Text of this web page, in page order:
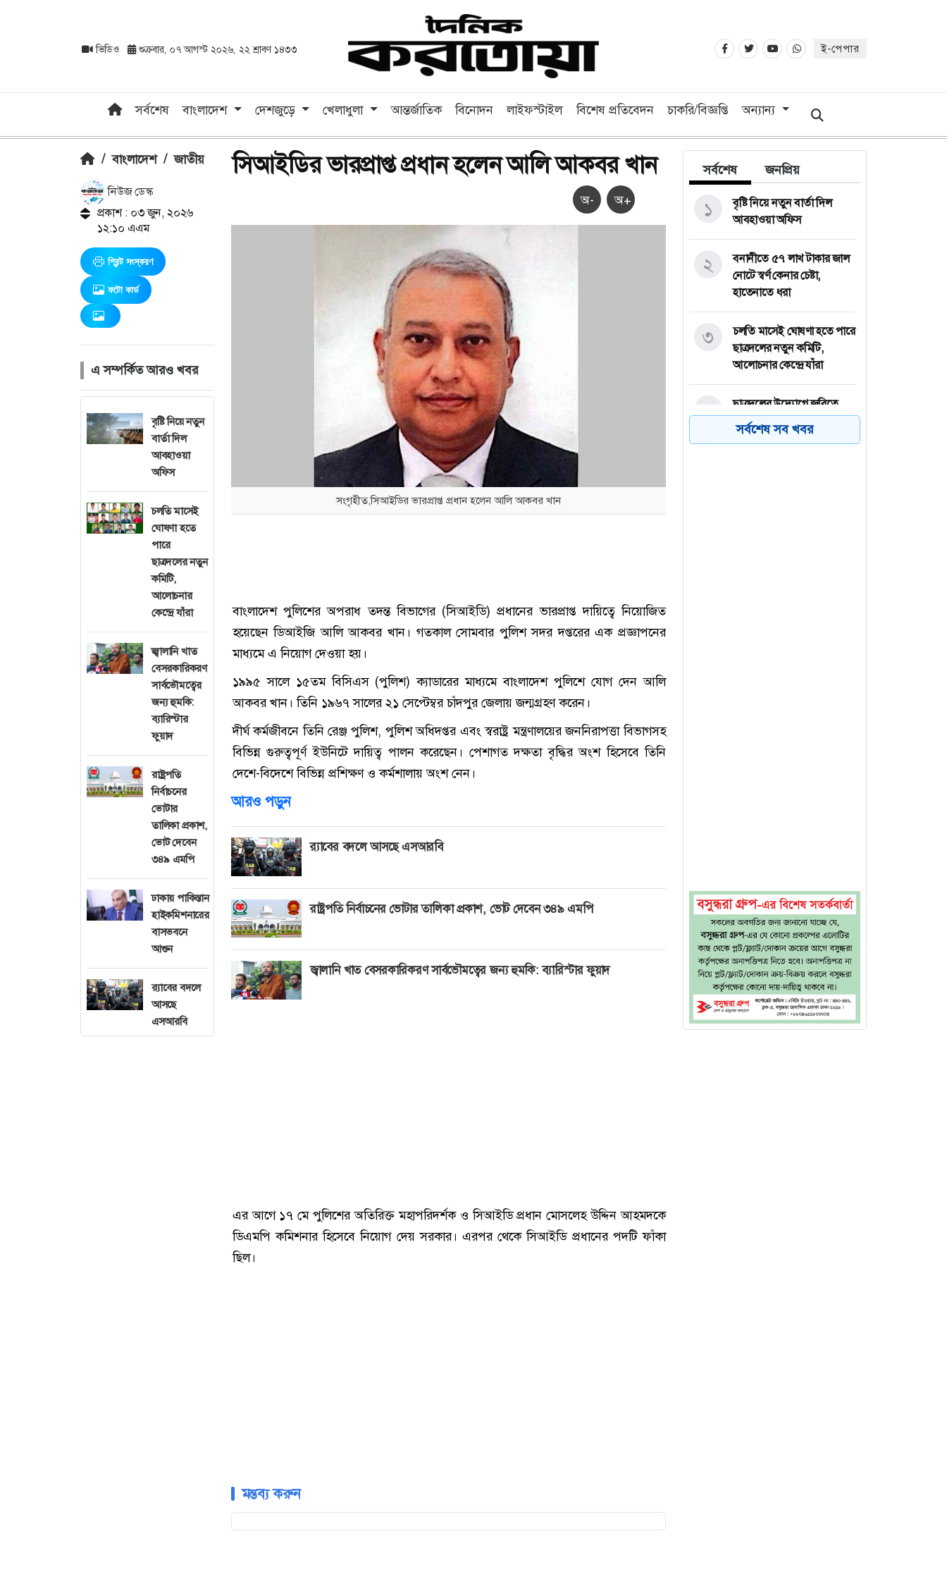
ভিডিও শুক্রবার, ০৭ আগস্ট ২০২৬, ২২ শ্রাবণ ১৪৩৩ ই-পেপার
সর্বশেষ বাংলাদেশ দেশজুড়ে খেলাধুলা আন্তর্জাতিক বিনোদন লাইফস্টাইল বিশেষ প্রতিবেদন চাকরি/বিজ্ঞপ্তি অন্যান্য
/ বাংলাদেশ / জাতীয়
নিউজ ডেস্ক
প্রকাশ : ০৩ জুন, ২০২৬
১২:১০ এএম
প্রিন্ট সংস্করণ
ফটো কার্ড
এ সম্পর্কিত আরও খবর
বৃষ্টি নিয়ে নতুন
বার্তা দিল
আবহাওয়া
অফিস
চলতি মাসেই
ঘোষণা হতে
পারে
ছাত্রদলের নতুন
কমিটি,
আলোচনার
কেন্দ্রে যাঁরা
জ্বালানি খাত
বেসরকারিকরণ
সার্বভৌমত্বের
জন্য হুমকি:
ব্যারিস্টার
ফুয়াদ
রাষ্ট্রপতি
নির্বাচনের
ভোটার
তালিকা প্রকাশ,
ভোট দেবেন
৩৪৯ এমপি
ঢাকায় পাকিস্তান
হাইকমিশনারের
বাসভবনে
আগুন
র‍্যাবের বদলে
আসছে
এসআরবি
সিআইডির ভারপ্রাপ্ত প্রধান হলেন আলি আকবর খান
অ- অ+
সংগৃহীত,সিআইডির ভারপ্রাপ্ত প্রধান হলেন আলি আকবর খান
বাংলাদেশ পুলিশের অপরাধ তদন্ত বিভাগের (সিআইডি) প্রধানের ভারপ্রাপ্ত দায়িত্বে নিয়োজিত
হয়েছেন ডিআইজি আলি আকবর খান। গতকাল সোমবার পুলিশ সদর দপ্তরের এক প্রজ্ঞাপনের
মাধ্যমে এ নিয়োগ দেওয়া হয়।
১৯৯৫ সালে ১৫তম বিসিএস (পুলিশ) ক্যাডারের মাধ্যমে বাংলাদেশ পুলিশে যোগ দেন আলি
আকবর খান। তিনি ১৯৬৭ সালের ২১ সেপ্টেম্বর চাঁদপুর জেলায় জন্মগ্রহণ করেন।
দীর্ঘ কর্মজীবনে তিনি রেঞ্জ পুলিশ, পুলিশ অধিদপ্তর এবং স্বরাষ্ট্র মন্ত্রণালয়ের জননিরাপত্তা বিভাগসহ
বিভিন্ন গুরুত্বপূর্ণ ইউনিটে দায়িত্ব পালন করেছেন। পেশাগত দক্ষতা বৃদ্ধির অংশ হিসেবে তিনি
দেশে-বিদেশে বিভিন্ন প্রশিক্ষণ ও কর্মশালায় অংশ নেন।
আরও পড়ুন
র‍্যাবের বদলে আসছে এসআরবি
রাষ্ট্রপতি নির্বাচনের ভোটার তালিকা প্রকাশ, ভোট দেবেন ৩৪৯ এমপি
জ্বালানি খাত বেসরকারিকরণ সার্বভৌমত্বের জন্য হুমকি: ব্যারিস্টার ফুয়াদ
এর আগে ১৭ মে পুলিশের অতিরিক্ত মহাপরিদর্শক ও সিআইডি প্রধান মোসলেহ উদ্দিন আহমদকে
ডিএমপি কমিশনার হিসেবে নিয়োগ দেয় সরকার। এরপর থেকে সিআইডি প্রধানের পদটি ফাঁকা
ছিল।
মন্তব্য করুন
সর্বশেষ জনপ্রিয়
বৃষ্টি নিয়ে নতুন বার্তা দিল
আবহাওয়া অফিস
১
বনানীতে ৫৭ লাখ টাকার জাল
নোটে স্বর্ণ কেনার চেষ্টা,
হাতেনাতে ধরা
২
চলতি মাসেই ঘোষণা হতে পারে
ছাত্রদলের নতুন কমিটি,
আলোচনার কেন্দ্রে যাঁরা
৩
ছাত্রদলের উদ্যোগে জবিতে
মৌসুমি ফল উৎসবের
আয়োজন
৪
সর্বশেষ সব খবর